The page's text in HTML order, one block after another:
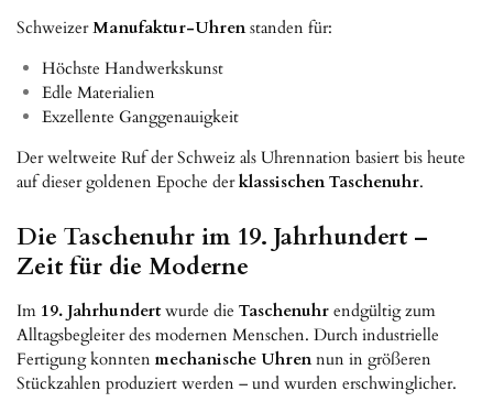
SchweizerManufaktur-Uhrenstanden für:
Höchste Handwerkskunst
Edle Materialien
Exzellente Ganggenauigkeit
Der weltweite Ruf der Schweiz als Uhrennation basiert bis heute
auf dieser goldenen Epoche derklassischen Taschenuhr.
Die Taschenuhr im 19. Jahrhundert –
Zeit für die Moderne
Im 19. Jahrhundertwurde die Taschenuhr endgültig zum
Alltagsbegleiter des modernen Menschen. Durch industrielle
Fertigung konnten mechanische Uhrennun in größeren
Stückzahlen produziert werden – und wurden erschwinglicher.